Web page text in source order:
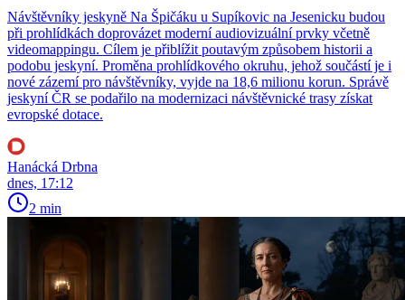
Návštěvníky jeskyně Na Špičáku u Supíkovic na Jesenicku budou
při prohlídkách doprovázet moderní audiovizuální prvky včetně
videomappingu. Cílem je přiblížit poutavým způsobem historii a
podobu jeskyní. Proměna prohlídkového okruhu, jehož součástí je i
nové zázemí pro návštěvníky, vyjde na 18,6 milionu korun. Správě
jeskyní ČR se podařilo na modernizaci návštěvnické trasy získat
evropské dotace.
Hanácká Drbna
dnes, 17:12
2 min